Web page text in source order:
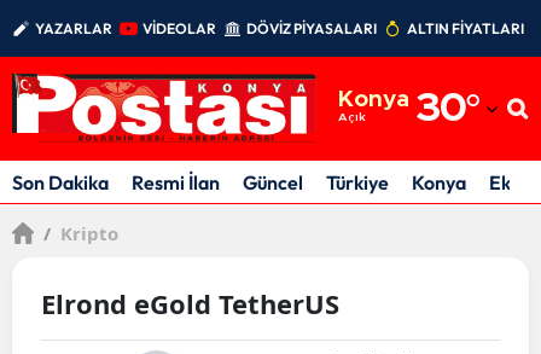
YAZARLAR VİDEOLAR DÖVİZ PİYASALARI ALTIN FİYATLARI
Konya
Açık 30°
Adıyaman
Afyonkarahisar
Son Dakika Resmi İlan Güncel Türkiye Konya
/ Kripto
Elrond eGold TetherUS